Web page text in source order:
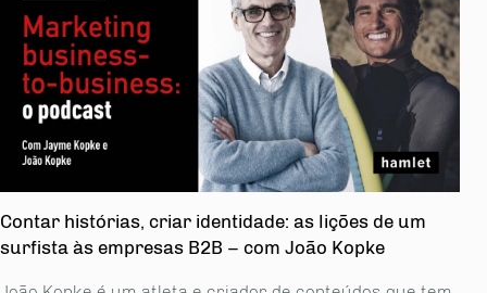
Contar histórias, criar identidade: as lições de um
surfista às empresas B2B – com João Kopke